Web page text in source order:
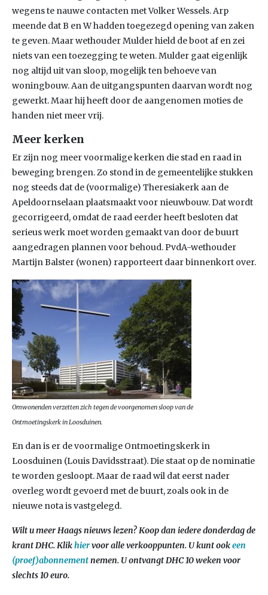
wegens te nauwe contacten met Volker Wessels. Arp
meende dat B en W hadden toegezegd opening van zaken
te geven. Maar wethouder Mulder hield de boot af en zei
niets van een toezegging te weten. Mulder gaat eigenlijk
nog altijd uit van sloop, mogelijk ten behoeve van
woningbouw. Aan de uitgangspunten daarvan wordt nog
gewerkt. Maar hij heeft door de aangenomen moties de
handen niet meer vrij.
Meer kerken
Er zijn nog meer voormalige kerken die stad en raad in
beweging brengen. Zo stond in de gemeentelijke stukken
nog steeds dat de (voormalige) Theresiakerk aan de
Apeldoornselaan plaatsmaakt voor nieuwbouw. Dat wordt
gecorrigeerd, omdat de raad eerder heeft besloten dat
serieus werk moet worden gemaakt van door de buurt
aangedragen plannen voor behoud. PvdA-wethouder
Martijn Balster (wonen) rapporteert daar binnenkort over.
Omwonenden verzetten zich tegen de voorgenomen sloop van de
Ontmoetingskerk in Loosduinen.
En dan is er de voormalige Ontmoetingskerk in
Loosduinen (Louis Davidsstraat). Die staat op de nominatie
te worden gesloopt. Maar de raad wil dat eerst nader
overleg wordt gevoerd met de buurt, zoals ook in de
nieuwe nota is vastgelegd.
Wilt u meer Haags nieuws lezen? Koop dan iedere donderdag de
krant DHC. Klikhiervoor alle verkooppunten. U kunt ookeen
(proef)abonnementnemen. U ontvangt DHC 10 weken voor
slechts 10 euro.